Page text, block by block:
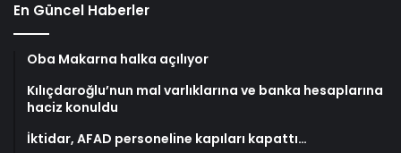
En Güncel Haberler
Oba Makarna halka açılıyor
Kılıçdaroğlu’nun mal varlıklarına ve banka hesaplarına
haciz konuldu
İktidar, AFAD personeline kapıları kapattı…